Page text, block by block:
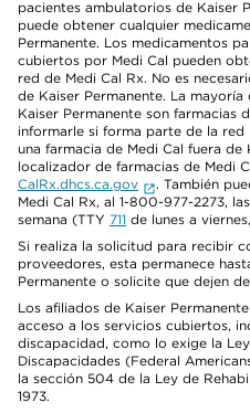
pacientes ambulatorios de Kaiser
puede obtener cualquier
Permanente. Los medicamentos
cubiertos por Medi Cal pueden
red de Medi Cal Rx. No es
de Kaiser Permanente. La
Kaiser Permanente son farmacias
informarle si forma parte de la red
una farmacia de Medi Cal fuera de
localizador de farmacias de Medi
CalRx.dhcs.ca.gov
. También
Medi Cal Rx, al 1-800-977-2273,
semana (TTY 711 de lunes a
Si realiza la solicitud para recibir
proveedores, esta permanece
Permanente o solicite que dejen
Los afiliados de Kaiser
acceso a los servicios cubiertos,
discapacidad, como lo exige la
Discapacidades (Federal
la sección 504 de la Ley de
1973.